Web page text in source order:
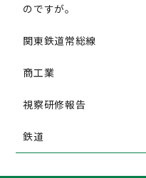
のですが。
関東鉄道常総線
商工業
視察研修報告
鉄道